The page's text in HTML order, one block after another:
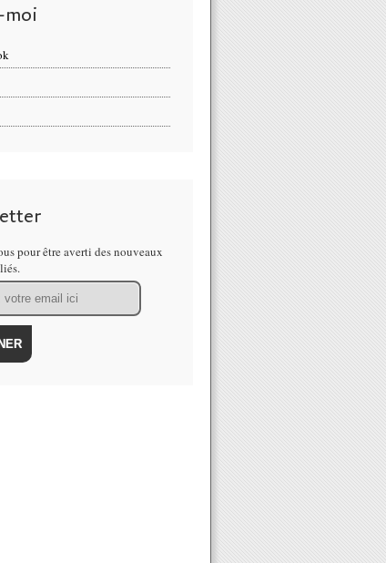
moi
pour être averti des nouveaux